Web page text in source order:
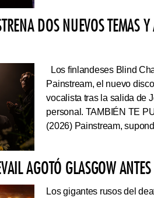
DOS NUEVOS TEMAS
Los finlandeses Blind
Painstream, el nuevo
vocalista tras la salida de
personal. TAMBIÉN TE
(2026) Painstream,
AGOTÓ GLASGOW
Los gigantes rusos del